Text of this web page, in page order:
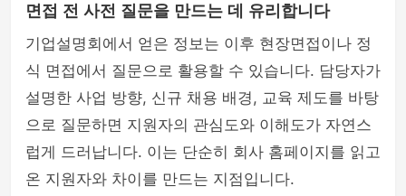
면접 전 사전 질문을 만드는 데 유리합니다
기업설명회에서 얻은 정보는 이후 현장면접이나 정
식 면접에서 질문으로 활용할 수 있습니다. 담당자가
설명한 사업 방향, 신규 채용 배경, 교육 제도를 바탕
으로 질문하면 지원자의 관심도와 이해도가 자연스
럽게 드러납니다. 이는 단순히 회사 홈페이지를 읽고
온 지원자와 차이를 만드는 지점입니다.